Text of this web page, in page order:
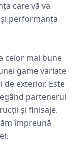
care vă va
performanța
celor mai bune
game variate
exterior. Este
partenerul
și finisaje.
împreună